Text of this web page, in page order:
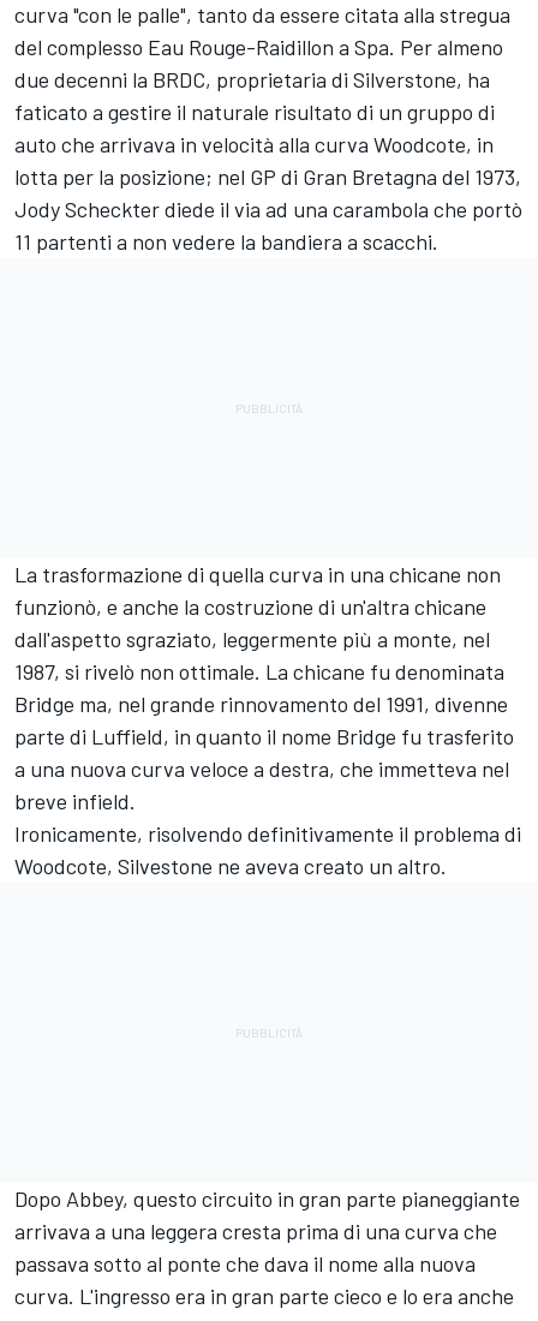
curva "con le palle", tanto da essere citata alla stregua
del complesso Eau Rouge-Raidillon a Spa. Per almeno
due decenni la BRDC, proprietaria di Silverstone, ha
faticato a gestire il naturale risultato di un gruppo di
auto che arrivava in velocità alla curva Woodcote, in
lotta per la posizione; nel GP di Gran Bretagna del 1973,
Jody Scheckter diede il via ad una carambola che portò
11 partenti a non vedere la bandiera a scacchi.
La trasformazione di quella curva in una chicane non
funzionò, e anche la costruzione di un'altra chicane
dall'aspetto sgraziato, leggermente più a monte, nel
1987, si rivelò non ottimale. La chicane fu denominata
Bridge ma, nel grande rinnovamento del 1991, divenne
parte di Luffield, in quanto il nome Bridge fu trasferito
a una nuova curva veloce a destra, che immetteva nel
breve infield.
Ironicamente, risolvendo definitivamente il problema di
Woodcote, Silvestone ne aveva creato un altro.
Dopo Abbey, questo circuito in gran parte pianeggiante
arrivava a una leggera cresta prima di una curva che
passava sotto al ponte che dava il nome alla nuova
curva. L'ingresso era in gran parte cieco e lo era anche